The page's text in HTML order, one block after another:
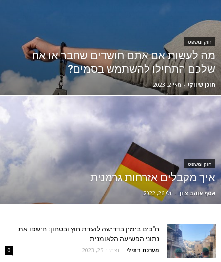
חוק ומשפט
מה לעשות אם אתם חושדים שחבר או אח
שלכם התחילו להשתמש בסמים?
תוכן שיווקי - מאי 2, 2023
חוק ומשפט
איך מקבלים אזרחות גרמנית
אסף אוהב ציון - יולי 26, 2022
ח"כים בימין בדרישה לועדת חוץ ובטחון: חישפו את
נתוני הפשיעה הלאומנית
מערכת דתילי - דצמבר 25, 2023 0